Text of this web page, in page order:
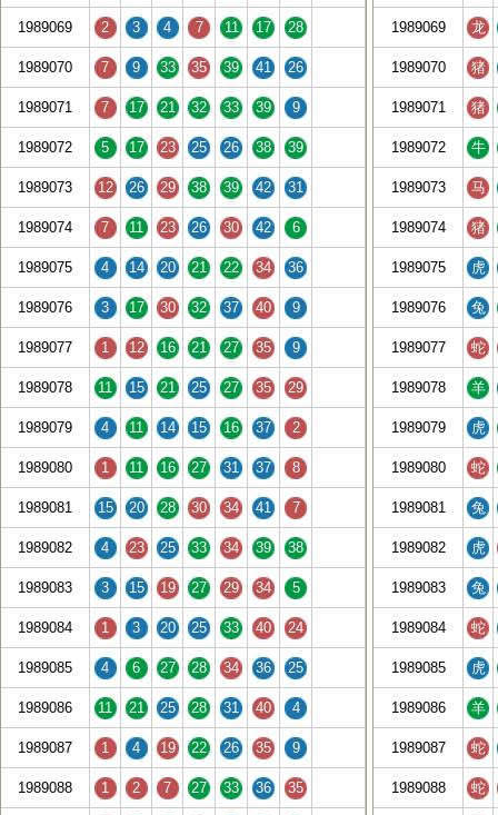
1989069 2 3 4 7 11 17 28
1989070 7 9 33 35 39 41 26
1989071 7 17 21 32 33 39 9
1989072 5 17 23 25 26 38 39
1989073 12 26 29 38 39 42 31
1989074 7 11 23 26 30 42 6
1989075 4 14 20 21 22 34 36
1989076 3 17 30 32 37 40 9
1989077 1 12 16 21 27 35 9
1989078 11 15 21 25 27 35 29
1989079 4 11 14 15 16 37 2
1989080 1 11 16 27 31 37 8
1989081 15 20 28 30 34 41 7
1989082 4 23 25 33 34 39 38
1989083 3 15 19 27 29 34 5
1989084 1 3 20 25 33 40 24
1989085 4 6 27 28 34 36 25
1989086 11 21 25 28 31 40 4
1989087 1 4 19 22 26 35 9
1989088 1 2 7 27 33 36 35
1989069 龙
1989070 猪
1989071 猪
1989072 牛
1989073 马
1989074 猪
1989075 虎
1989076 兔
1989077 蛇
1989078 羊
1989079 虎
1989080 蛇
1989081 兔
1989082 虎
1989083 兔
1989084 蛇
1989085 虎
1989086 羊
1989087 蛇
1989088 蛇